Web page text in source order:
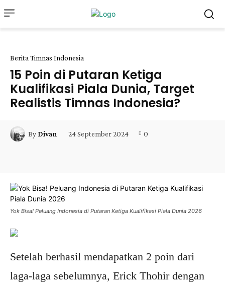
Berita Timnas Indonesia
15 Poin di Putaran Ketiga
Kualifikasi Piala Dunia, Target
Realistis Timnas Indonesia?
By Divan 24 September 2024 0
Yok Bisa! Peluang Indonesia di Putaran Ketiga Kualifikasi Piala Dunia 2026
Setelah berhasil mendapatkan 2 poin dari
laga-laga sebelumnya, Erick Thohir dengan